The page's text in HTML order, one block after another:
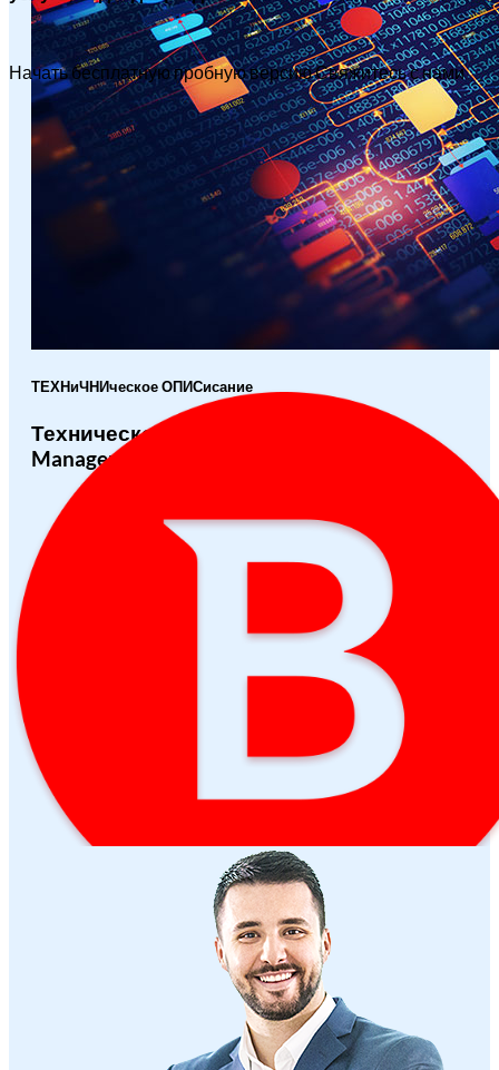
ТЕХНиЧНИческое ОПИСисание
Техническое описание Patch
Management
Начать бесплатную пробную версиюСвяжитесь с нами